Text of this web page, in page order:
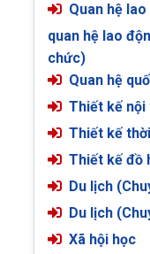
Quan hệ
quan hệ lao
chức)
Quan hệ
Thiết kế nội
Thiết kế
Thiết kế đồ
Du lịch
Du lịch
Xã hội học